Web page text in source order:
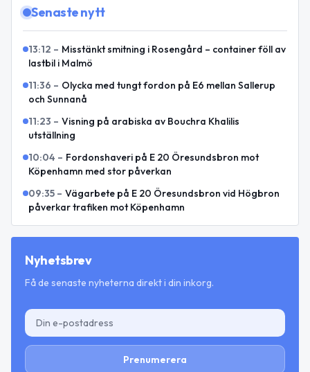
Senaste nytt
13:12 – Misstänkt smitning i Rosengård – container föll av
lastbil i Malmö
11:36 – Olycka med tungt fordon på E6 mellan Sallerup
och Sunnanå
11:23 – Visning på arabiska av Bouchra Khalilis
utställning
10:04 – Fordonshaveri på E 20 Öresundsbron mot
Köpenhamn med stor påverkan
09:35 – Vägarbete på E 20 Öresundsbron vid Högbron
påverkar trafiken mot Köpenhamn
Nyhetsbrev
Få de senaste nyheterna direkt i din inkorg.
Prenumerera